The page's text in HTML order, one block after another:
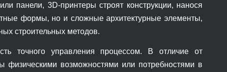
панели, 3D-принтеры строят конструкции, нанося
формы, но и сложные архитектурные элементы,
строительных методов.
точного управления процессом. В отличие от
физическими возможностями или потребностями в